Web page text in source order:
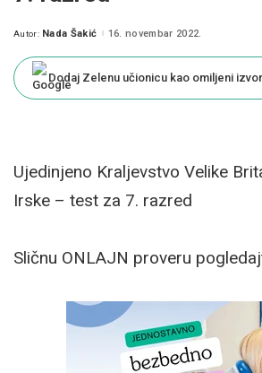
Posted
Autor: Nada Šakić 16. novembar 2022.
Dodaj Zelenu učionicu kao omiljeni
Ujedinjeno Kraljevstvo Velike
Irske – test za 7. razred
Sličnu ONLAJN proveru